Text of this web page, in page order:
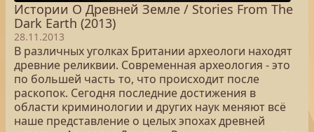
Истории О Древней Земле / Stories From The
Dark Earth (2013)
28.11.2013
В различных уголках Британии археологи находят
древние реликвии. Современная археология - это
по большей часть то, что происходит после
раскопок. Сегодня последние достижения в
области криминологии и других наук меняют всё
наше представление о целых эпохах древней